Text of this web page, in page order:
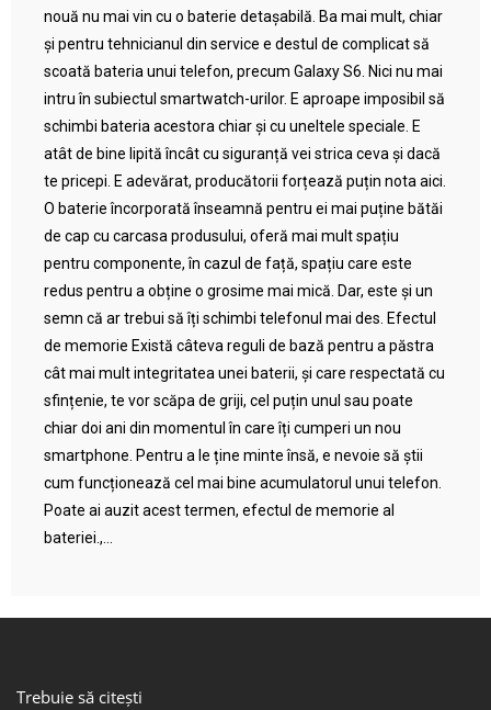
nouă nu mai vin cu o baterie detașabilă. Ba mai mult, chiar
și pentru tehnicianul din service e destul de complicat să
scoată bateria unui telefon, precum Galaxy S6. Nici nu mai
intru în subiectul smartwatch-urilor. E aproape imposibil să
schimbi bateria acestora chiar și cu uneltele speciale. E
atât de bine lipită încât cu siguranță vei strica ceva și dacă
te pricepi. E adevărat, producătorii forțează puțin nota aici.
O baterie încorporată înseamnă pentru ei mai puține bătăi
de cap cu carcasa produsului, oferă mai mult spațiu
pentru componente, în cazul de față, spațiu care este
redus pentru a obține o grosime mai mică. Dar, este și un
semn că ar trebui să îți schimbi telefonul mai des. Efectul
de memorie Există câteva reguli de bază pentru a păstra
cât mai mult integritatea unei baterii, și care respectată cu
sfințenie, te vor scăpa de griji, cel puțin unul sau poate
chiar doi ani din momentul în care îți cumperi un nou
smartphone. Pentru a le ține minte însă, e nevoie să știi
cum funcționează cel mai bine acumulatorul unui telefon.
Poate ai auzit acest termen, efectul de memorie al
bateriei.,...
Trebuie să citești